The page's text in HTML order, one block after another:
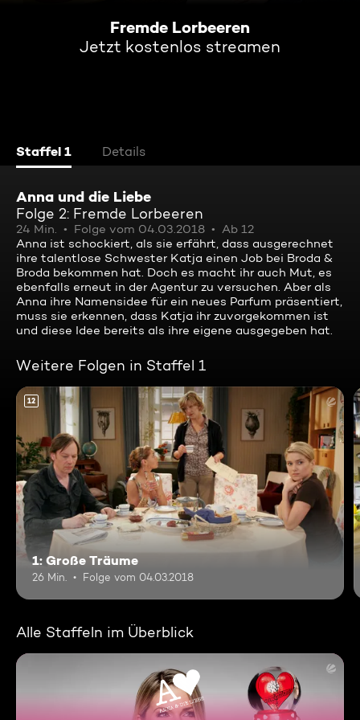
Fremde Lorbeeren
Jetzt kostenlos streamen
Staffel 1 Details
Anna und die Liebe
Folge 2: Fremde Lorbeeren
24 Min. Folge vom 04.03.2018
Ab 12
Anna ist schockiert, als sie erfährt, dass ausgerechnet
ihre talentlose Schwester Katja einen Job bei Broda &
Broda bekommen hat. Doch es macht ihr auch Mut, es
ebenfalls erneut in der Agentur zu versuchen. Aber als
Anna ihre Namensidee für ein neues Parfum präsentiert,
muss sie erkennen, dass Katja ihr zuvorgekommen ist
und diese Idee bereits als ihre eigene ausgegeben hat.
Weitere Folgen in Staffel 1
12
1: Große Träume
26 Min. Folge vom 04.03.2018
Alle Staffeln im Überblick